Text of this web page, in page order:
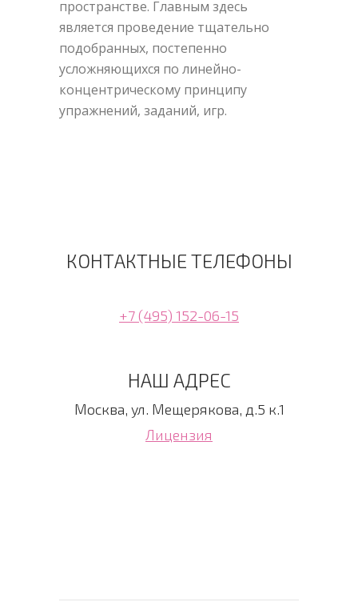
пространстве. Главным здесь
является проведение тщательно
подобранных, постепенно
усложняющихся по линейно-
концентрическому принципу
упражнений, заданий, игр.
КОНТАКТНЫЕ ТЕЛЕФОНЫ
+7 (495) 152-06-15
НАШ АДРЕС
Москва, ул. Мещерякова, д.5 к.1
Лицензия